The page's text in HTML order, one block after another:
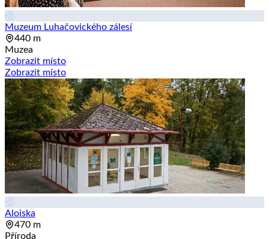
Muzeum Luhačovického zálesí
440 m
Muzea
Zobrazit místo
Zobrazit místo
Aloiska
470 m
Příroda